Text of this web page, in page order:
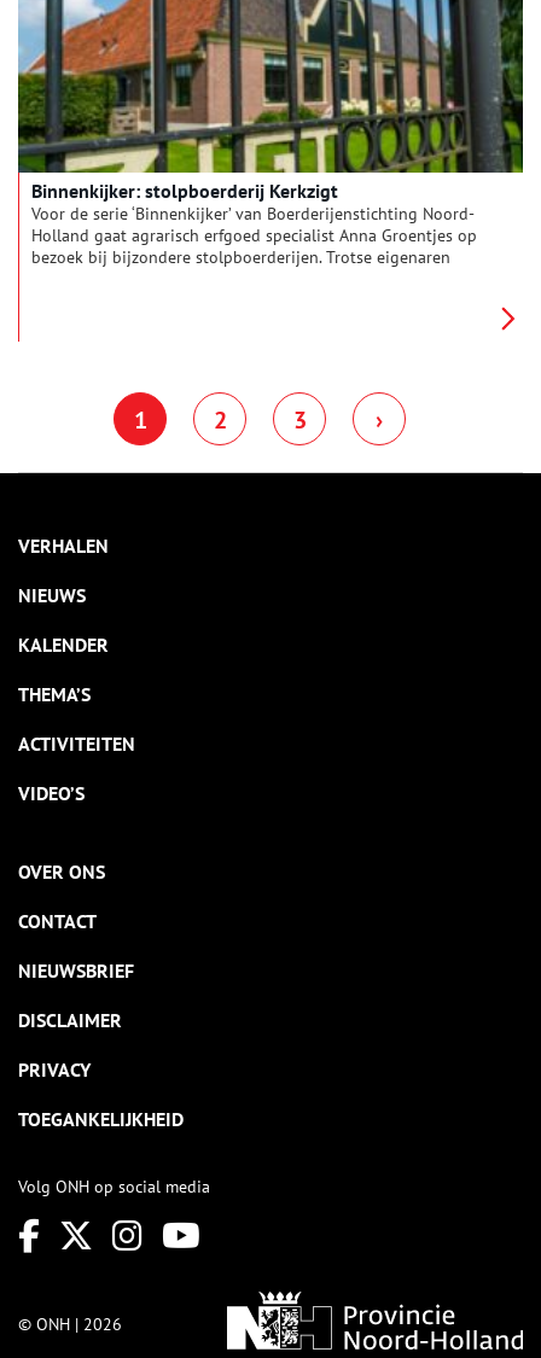
landgoed De Olmenhorst in de Haarlemmermeer.
Binnenkijker: stolpboerderij Kerkzigt
Voor de serie ‘Binnenkijker’ van Boerderijenstichting Noord-
Holland gaat agrarisch erfgoed specialist Anna Groentjes op
bezoek bij bijzondere stolpboerderijen. Trotse eigenaren
stolpboerderij Kerkzigt in de Beemster.
1 2 3 ›
VERHALEN
NIEUWS
KALENDER
THEMA’S
ACTIVITEITEN
VIDEO’S
OVER ONS
CONTACT
NIEUWSBRIEF
DISCLAIMER
PRIVACY
TOEGANKELIJKHEID
Volg ONH op social media
© ONH | 2026